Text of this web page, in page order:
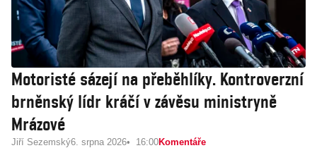
Motoristé sázejí na přeběhlíky. Kontroverzní
brněnský lídr kráčí v závěsu ministryně
Mrázové
Jiří Sezemský6. srpna 2026 16:00Komentáře